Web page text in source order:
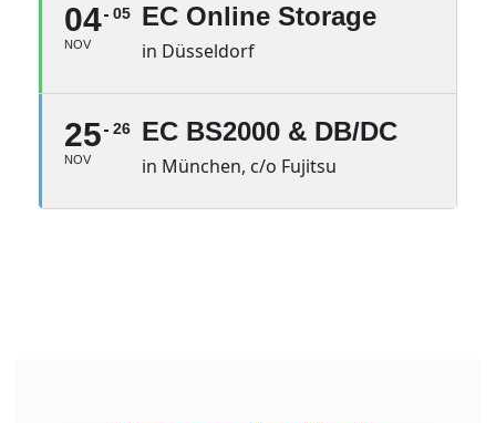
04
NOV
05 EC Online Storage
in Düsseldorf
25
NOV
26 EC BS2000 & DB/DC
in München, c/o Fujitsu